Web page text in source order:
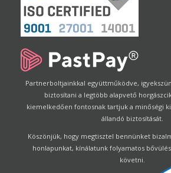
Partnerboltjainkkal együttműködve,
biztosítani a legtöbb alapvető
kiemelkedően fontosnak tartjuk a minőségi
állandó biztosítását.
Köszönjük, hogy megtisztel bennünket
honlapunkat, kínálatunk folyamatos
követni.